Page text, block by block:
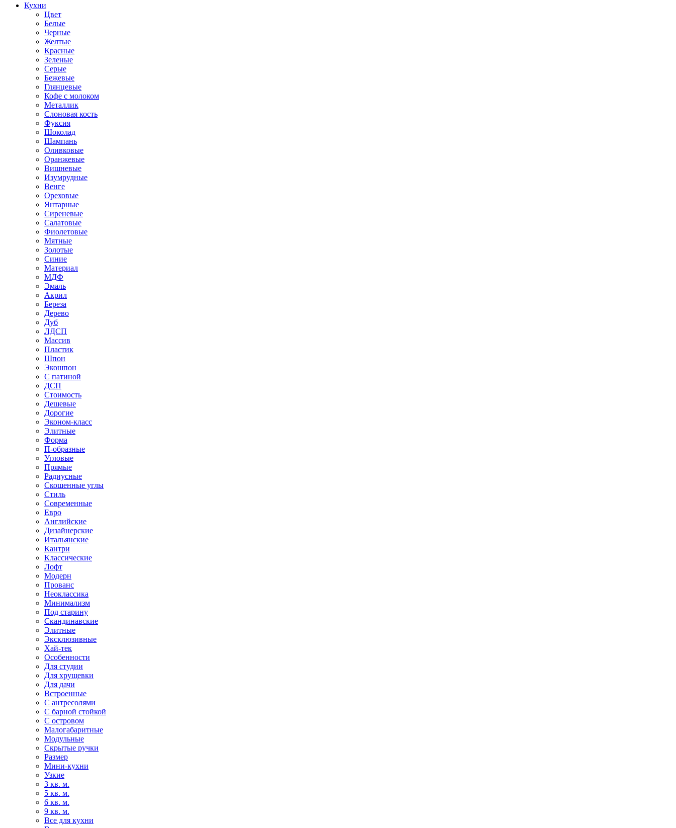
Кухни
Цвет
Белые
Черные
Желтые
Красные
Зеленые
Серые
Бежевые
Глянцевые
Кофе с молоком
Металлик
Слоновая кость
Фуксия
Шоколад
Шампань
Оливковые
Оранжевые
Вишневые
Изумрудные
Венге
Ореховые
Янтарные
Сиреневые
Салатовые
Фиолетовые
Мятные
Золотые
Синие
Материал
МДФ
Эмаль
Акрил
Береза
Дерево
Дуб
ЛДСП
Массив
Пластик
Шпон
Экошпон
С патиной
ДСП
Стоимость
Дешевые
Дорогие
Эконом-класс
Элитные
Форма
П-образные
Угловые
Прямые
Радиусные
Скошенные углы
Стиль
Современные
Евро
Английские
Дизайнерские
Итальянские
Кантри
Классические
Лофт
Модерн
Прованс
Неоклассика
Минимализм
Под старину
Скандинавские
Элитные
Эксклюзивные
Хай-тек
Особенности
Для студии
Для хрущевки
Для дачи
Встроенные
С антресолями
С барной стойкой
С островом
Малогабаритные
Модульные
Скрытые ручки
Размер
Мини-кухни
Узкие
3 кв. м.
5 кв. м.
6 кв. м.
9 кв. м.
Все для кухни